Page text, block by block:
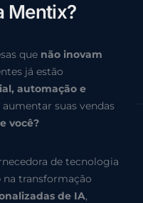
Mentix?
que não inovam
já estão
automação e
aumentar suas vendas
e você?
de tecnologia
na transformação
de IA,